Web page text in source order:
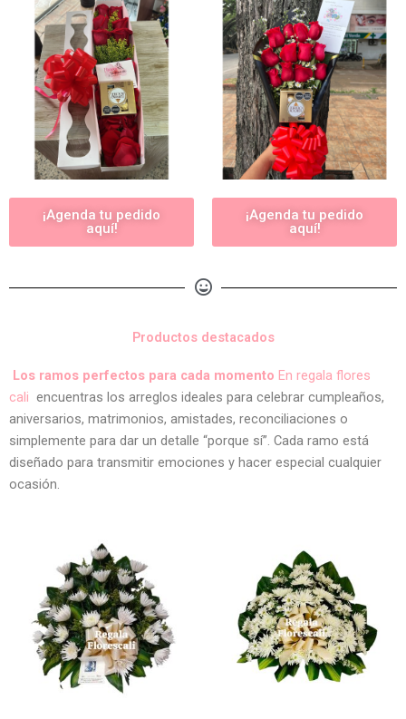
¡Agenda tu pedido
aquí!
¡Agenda tu pedido
aquí!
Productos destacados
Los ramos perfectos para cada momento En regala flores
cali encuentras los arreglos ideales para celebrar cumpleaños,
aniversarios, matrimonios, amistades, reconciliaciones o
simplemente para dar un detalle “porque sí”. Cada ramo está
diseñado para transmitir emociones y hacer especial cualquier
ocasión.